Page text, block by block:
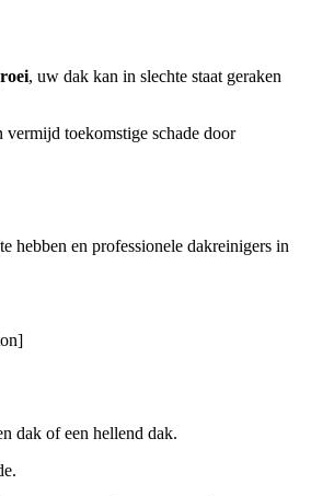
, uw dak kan in slechte staat geraken
toekomstige schade door
hebben en professionele dakreinigers in
dak of een hellend dak.